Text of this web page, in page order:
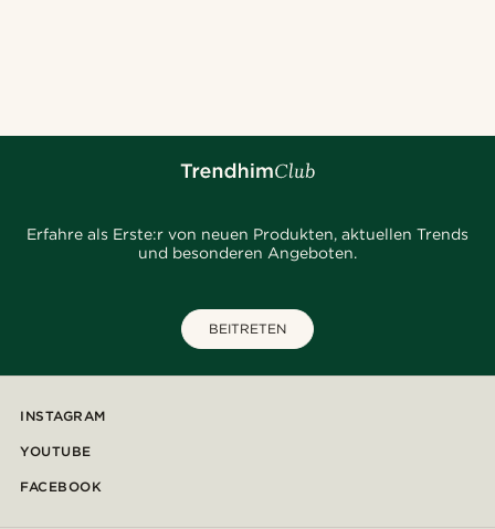
Erfahre als Erste:r von neuen Produkten, aktuellen Trends
und besonderen Angeboten.
BEITRETEN
INSTAGRAM
YOUTUBE
FACEBOOK